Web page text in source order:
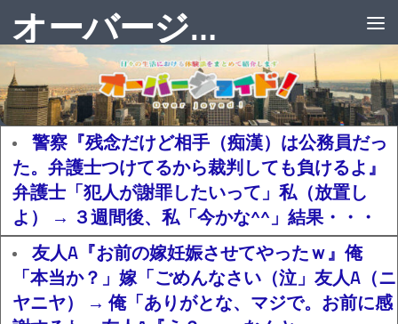
オーバージョイド！
警察『残念だけど相手（痴漢）は公務員だっ
た。弁護士つけてるから裁判しても負けるよ』
弁護士「犯人が謝罪したいって」私（放置し
よ） → ３週間後、私「今かな^^」結果・・・
友人A『お前の嫁妊娠させてやったｗ』俺
「本当か？」嫁「ごめんなさい（泣」友人A（ニ
ヤニヤ） → 俺「ありがとな、マジで。お前に感